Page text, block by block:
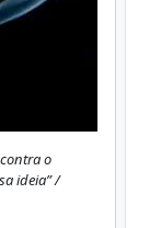
o
ideia” /